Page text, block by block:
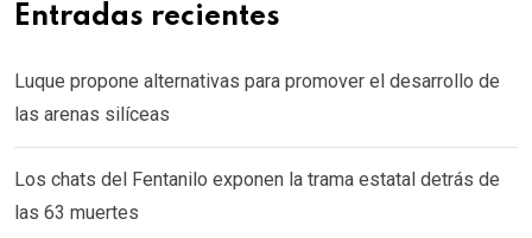
Entradas recientes
Luque propone alternativas para promover el desarrollo de
las arenas silíceas
Los chats del Fentanilo exponen la trama estatal detrás de
las 63 muertes